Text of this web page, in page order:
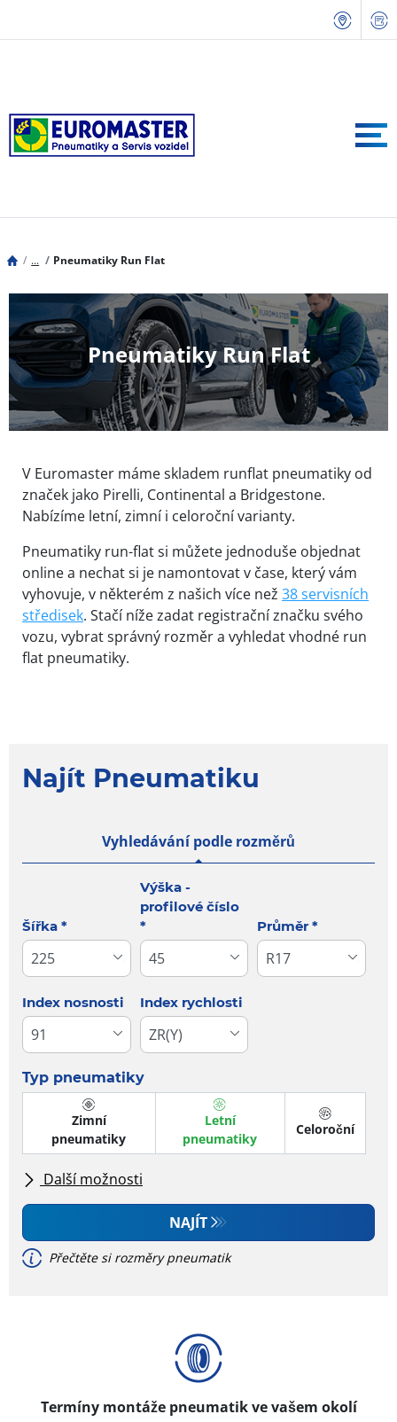
... Pneumatiky Run Flat
Pneumatiky Run Flat
V Euromaster máme skladem runflat pneumatiky od
značek jako Pirelli, Continental a Bridgestone.
Nabízíme letní, zimní i celoroční varianty.
Pneumatiky run-flat si můžete jednoduše objednat
online a nechat si je namontovat v čase, který vám
vyhovuje, v některém z našich více než 38 servisních
středisek. Stačí níže zadat registrační značku svého
vozu, vybrat správný rozměr a vyhledat vhodné run
flat pneumatiky.
Najít Pneumatiku
Vyhledávání podle rozměrů
Šířka *
Výška -
profilové číslo
*
Průměr *
Index nosnosti Index rychlosti
Typ pneumatiky
Zimní
pneumatiky
Letní
pneumatiky
Celoroční
Další možnosti
Všechny značky
NAJÍT
Přečtěte si rozměry pneumatik
Termíny montáže pneumatik ve vašem okolí